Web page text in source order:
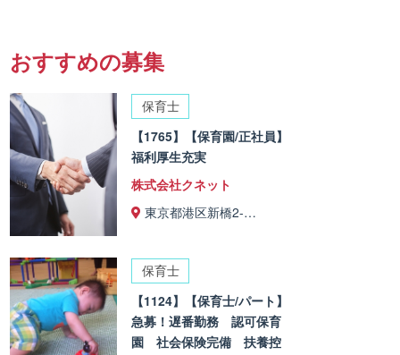
おすすめの募集
保育士
【1765】【保育園/正社員】
福利厚生充実
株式会社クネット
東京都港区新橋2-…
保育士
【1124】【保育士/パート】
急募！遅番勤務 認可保育
園 社会保険完備 扶養控